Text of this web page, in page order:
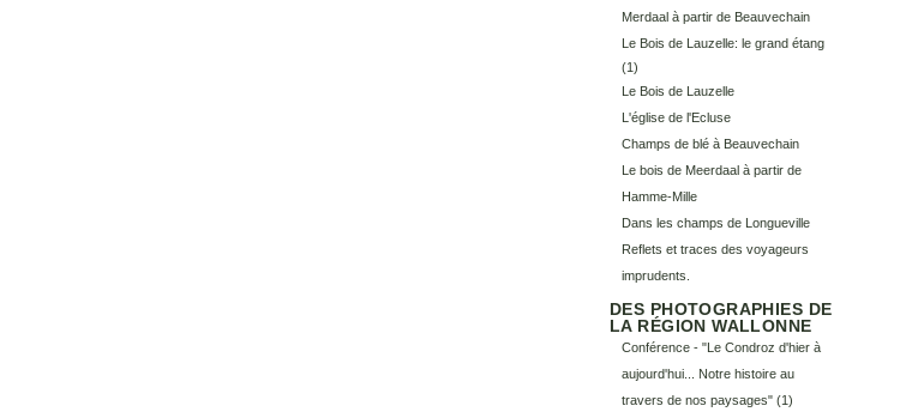
Merdaal à partir de Beauvechain
Le Bois de Lauzelle: le grand étang
(1)
Le Bois de Lauzelle
L'église de l'Ecluse
Champs de blé à Beauvechain
Le bois de Meerdaal à partir de
Hamme-Mille
Dans les champs de Longueville
Reflets et traces des voyageurs
imprudents.
DES PHOTOGRAPHIES DE
LA RÉGION WALLONNE
Conférence - "Le Condroz d'hier à
aujourd'hui... Notre histoire au
travers de nos paysages" (1)